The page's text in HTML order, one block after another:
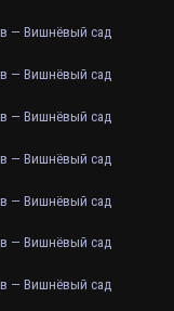
— Вишнёвый сад
— Вишнёвый сад
— Вишнёвый сад
— Вишнёвый сад
— Вишнёвый сад
— Вишнёвый сад
— Вишнёвый сад